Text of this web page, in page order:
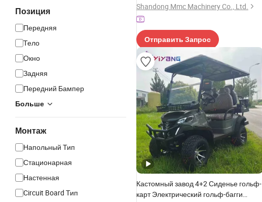
Позиция
Передняя
Тело
Окно
Задняя
Передний Бампер
Больше
Монтаж
Напольный Тип
Стационарная
Настенная
Circuit Board Тип
Shandong Mmc Machinery Co., Ltd.
Отправить Запрос
Кастомный завод 4+2 Сиденье гольф-
карт Электрический гольф-багги